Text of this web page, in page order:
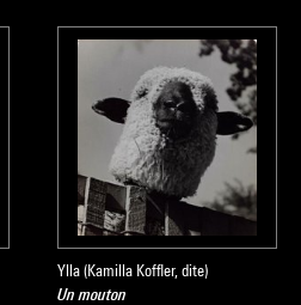
Ylla (Kamilla Koffler, dite)
Un mouton